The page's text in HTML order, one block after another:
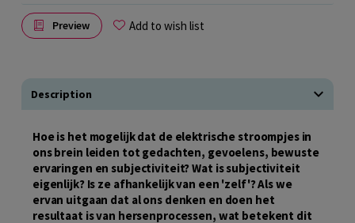
Preview Add to wish list
Description
Hoe is het mogelijk dat de elektrische stroompjes in
ons brein leiden tot gedachten, gevoelens, bewuste
ervaringen en subjectiviteit? Wat is subjectiviteit
eigenlijk? Is ze afhankelijk van een 'zelf'? Als we
ervan uitgaan dat al ons denken en doen het
resultaat is van hersenprocessen, wat betekent dit